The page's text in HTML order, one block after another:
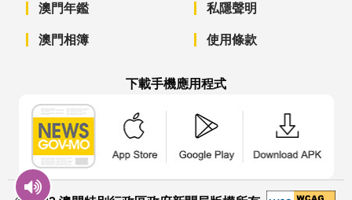
澳門年鑑
澳門相簿
私隱聲明
使用條款
下載手機應用程式